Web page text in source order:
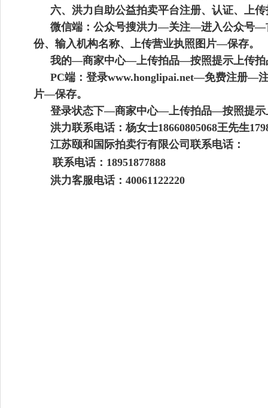
六、洪力自助公益拍卖平台注册、认证、上
微信端：公众号搜洪力—关注—进入公众号
份、输入机构名称、上传营业执照图片—保存。
我的—商家中心—上传拍品—按照提示上传
PC端：登录www.honglipai.net—免费注册—
片—保存。
登录状态下—商家中心—上传拍品—按照提
洪力联系电话：杨女士18660805068王先生
江苏颐和国际拍卖行有限公司联系电话：
联系电话： 18951877888
洪力客服电话：40061122220